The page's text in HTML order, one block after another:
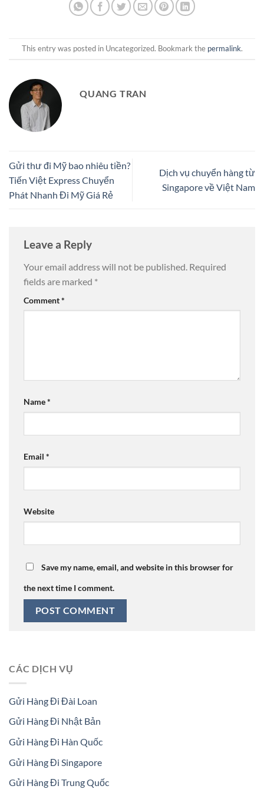
This entry was posted in Uncategorized. Bookmark the permalink.
QUANG TRAN
Gửi thư đi Mỹ bao nhiêu tiền?
Tiến Việt Express Chuyển
Phát Nhanh Đi Mỹ Giá Rẻ
Dịch vụ chuyển hàng từ
Singapore về Việt Nam
Leave a Reply
Your email address will not be published. Required
fields are marked *
Comment*
Name*
Email *
Website
Save my name, email, and website in this browser for
the next time I comment.
CÁC DỊCH VỤ
Gửi Hàng Đi Đài Loan
Gửi Hàng Đi Nhật Bản
Gửi Hàng Đi Hàn Quốc
Gửi Hàng Đi Singapore
Gửi Hàng Đi Trung Quốc